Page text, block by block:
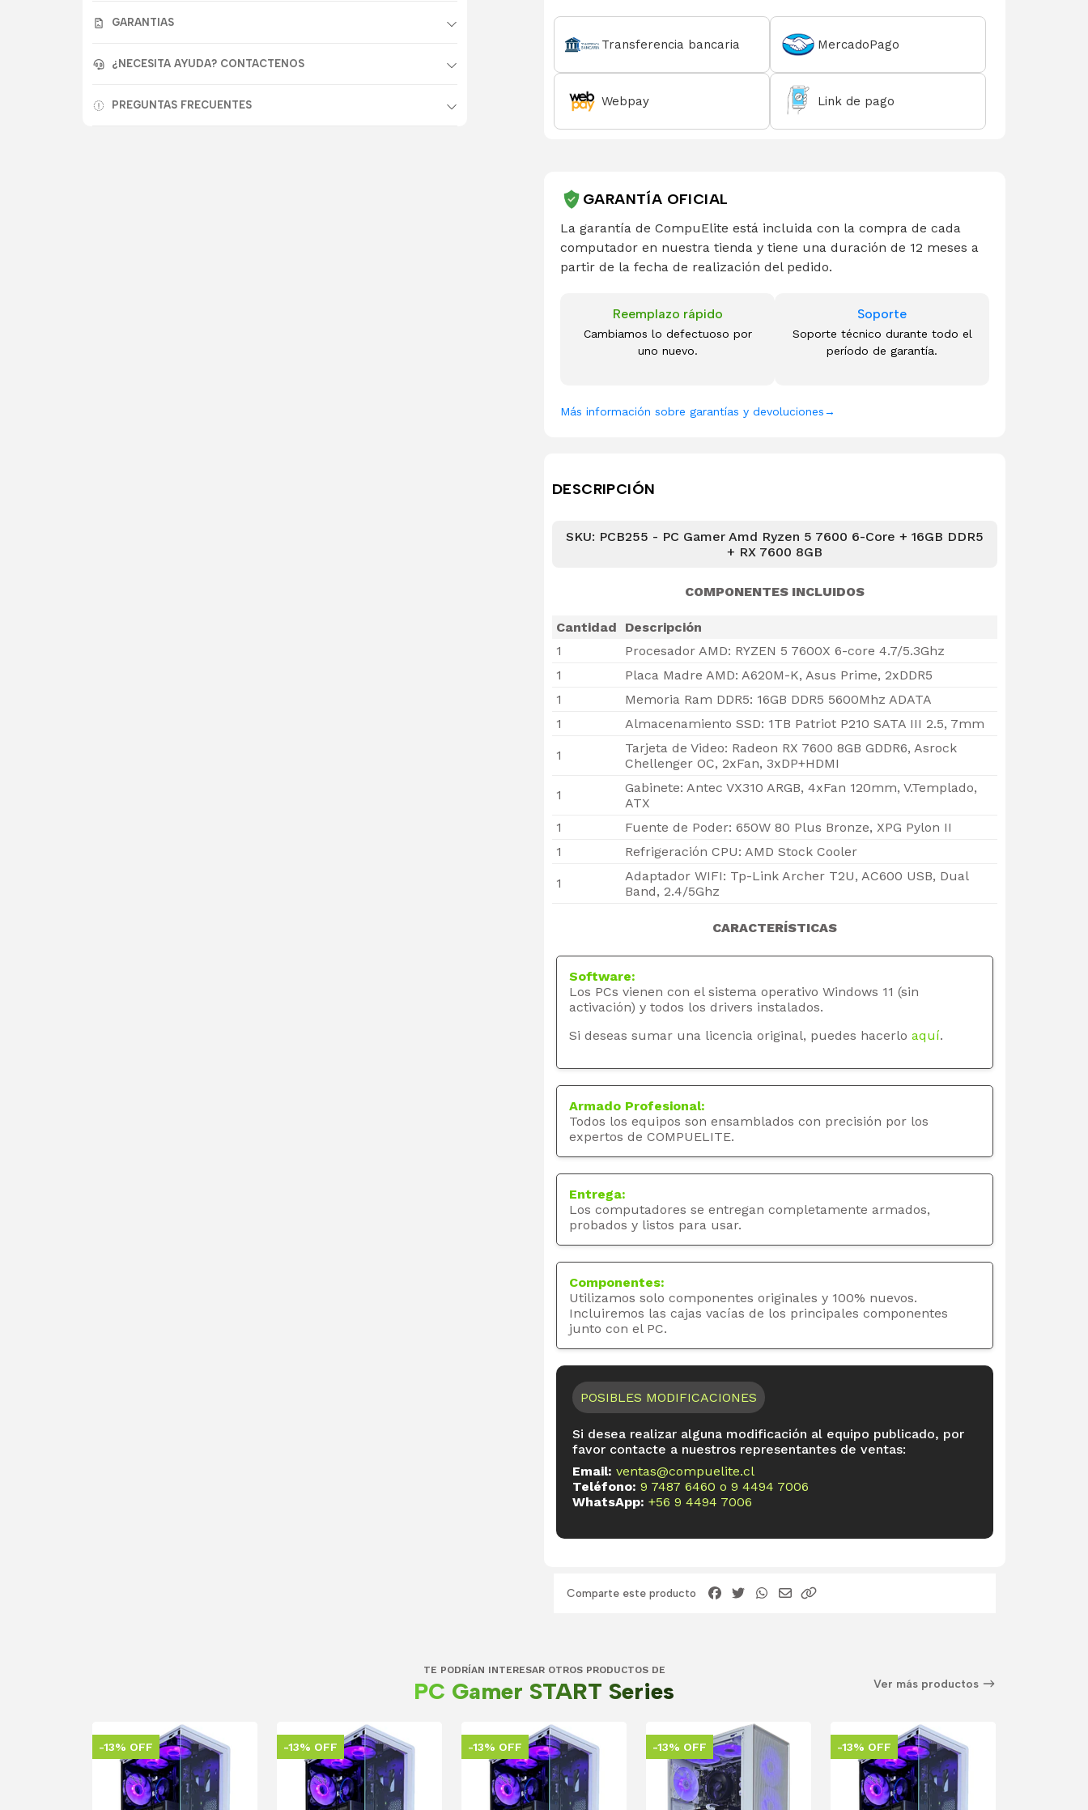
GARANTIAS
¿NECESITA AYUDA? CONTACTENOS
PREGUNTAS FRECUENTES
Transferencia bancaria MercadoPago
Webpay Link de pago
GARANTÍA OFICIAL
La garantía de CompuElite está incluida con la compra de cada
computador en nuestra tienda y tiene una duración de 12 meses a
partir de la fecha de realización del pedido.
Reemplazo rápido
Cambiamos lo defectuoso por
uno nuevo.
Soporte
Soporte técnico durante todo el
período de garantía.
Más información sobre garantías y devoluciones→
DESCRIPCIÓN
SKU: PCB255 - PC Gamer Amd Ryzen 5 7600 6-Core + 16GB DDR5
+ RX 7600 8GB
COMPONENTES INCLUIDOS
Cantidad
Descripción
1
Procesador AMD: RYZEN 5 7600X 6-core 4.7/5.3Ghz
1
Placa Madre AMD: A620M-K, Asus Prime, 2xDDR5
1
Memoria Ram DDR5: 16GB DDR5 5600Mhz ADATA
1
Almacenamiento SSD: 1TB Patriot P210 SATA III 2.5, 7mm
1
Tarjeta de Video: Radeon RX 7600 8GB GDDR6, Asrock
Chellenger OC, 2xFan, 3xDP+HDMI
1
Gabinete: Antec VX310 ARGB, 4xFan 120mm, V.Templado,
ATX
1
Fuente de Poder: 650W 80 Plus Bronze, XPG Pylon II
1
Refrigeración CPU: AMD Stock Cooler
1
Adaptador WIFI: Tp-Link Archer T2U, AC600 USB, Dual
Band, 2.4/5Ghz
CARACTERÍSTICAS
Software:
Los PCs vienen con el sistema operativo Windows 11 (sin
activación) y todos los drivers instalados.
Si deseas sumar una licencia original, puedes hacerlo aquí.
Armado Profesional:
Todos los equipos son ensamblados con precisión por los
expertos de COMPUELITE.
Entrega:
Los computadores se entregan completamente armados,
probados y listos para usar.
Componentes:
Utilizamos solo componentes originales y 100% nuevos.
Incluiremos las cajas vacías de los principales componentes
junto con el PC.
POSIBLES MODIFICACIONES
Si desea realizar alguna modificación al equipo publicado, por
favor contacte a nuestros representantes de ventas:
Email: ventas@compuelite.cl
Teléfono: 9 7487 6460 o 9 4494 7006
WhatsApp: +56 9 4494 7006
Comparte este producto
TE PODRÍAN INTERESAR OTROS PRODUCTOS DE
PC Gamer START Series Ver más productos
-13% OFF -13% OFF -13% OFF -13% OFF -13% OFF